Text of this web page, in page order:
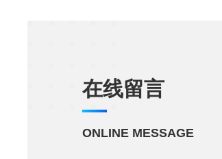
在线留言
ONLINE MESSAGE